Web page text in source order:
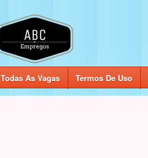
Todas As Vagas Termos De Uso